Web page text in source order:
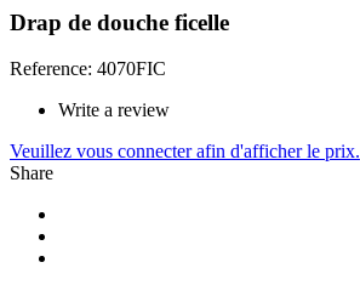
Drap de douche ficelle
Reference: 4070FIC
Write a review
Veuillez vous connecter afin d'afficher le prix.
Share